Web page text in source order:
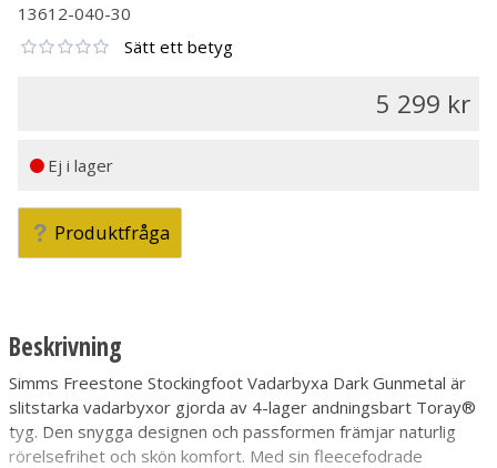
13612-040-30
Sätt ett betyg
5 299
Ej i lager
Produktfråga
Beskrivning
Simms Freestone Stockingfoot Vadarbyxa Dark Gunmetal är
slitstarka vadarbyxor gjorda av 4-lager andningsbart Toray®
tyg. Den snygga designen och passformen främjar naturlig
rörelsefrihet och skön komfort. Med sin fleecefodrade